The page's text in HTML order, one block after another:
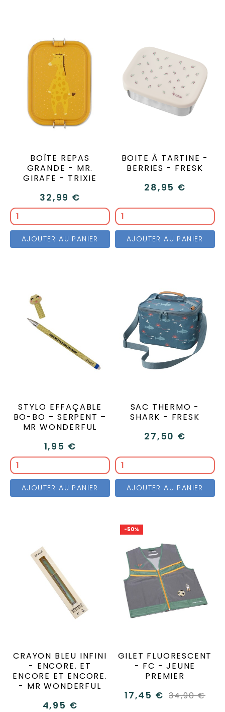
BOÎTE REPAS
GRANDE - MR.
GIRAFE - TRIXIE
32,99 €
AJOUTER AU PANIER
BOITE À TARTINE -
BERRIES - FRESK
28,95 €
AJOUTER AU PANIER
STYLO EFFAÇABLE
BO-BO – SERPENT –
MR WONDERFUL
1,95 €
AJOUTER AU PANIER
SAC THERMO -
SHARK - FRESK
27,50 €
AJOUTER AU PANIER
CRAYON BLEU INFINI
- ENCORE. ET
ENCORE ET ENCORE.
- MR WONDERFUL
4,95 €
-50%
GILET FLUORESCENT
- FC - JEUNE
PREMIER
17,45 € 34,90 €